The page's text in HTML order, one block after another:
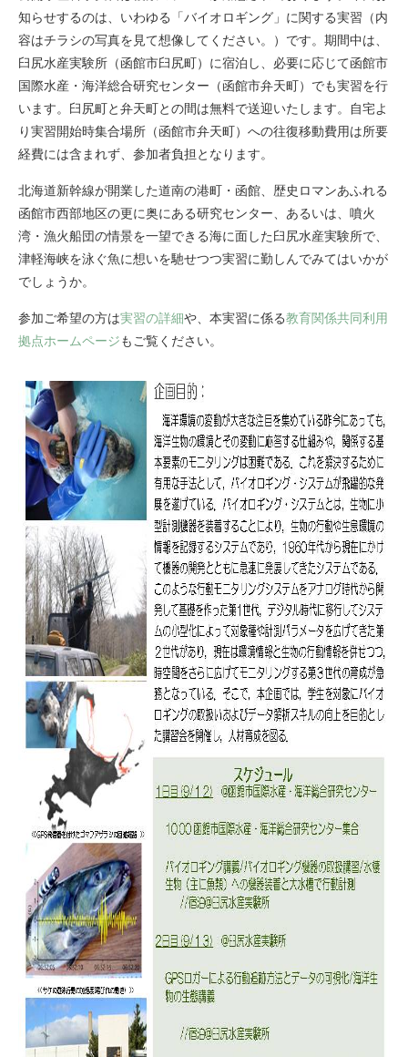
知らせするのは、いわゆる「バイオロギング」に関する実習（内
容はチラシの写真を見て想像してください。）です。期間中は、
臼尻水産実験所（函館市臼尻町）に宿泊し、必要に応じて函館市
国際水産・海洋総合研究センター（函館市弁天町）でも実習を行
います。臼尻町と弁天町との間は無料で送迎いたします。自宅よ
り実習開始時集合場所（函館市弁天町）への往復移動費用は所要
経費には含まれず、参加者負担となります。
北海道新幹線が開業した道南の港町・函館、歴史ロマンあふれる
函館市西部地区の更に奥にある研究センター、あるいは、噴火
湾・漁火船団の情景を一望できる海に面した臼尻水産実験所で、
津軽海峡を泳ぐ魚に想いを馳せつつ実習に勤しんでみてはいかが
でしょうか。
参加ご希望の方は実習の詳細や、本実習に係る教育関係共同利用
拠点ホームページもご覧ください。